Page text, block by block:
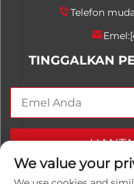
Telefon
Emel:
TINGGALKAN
We value your